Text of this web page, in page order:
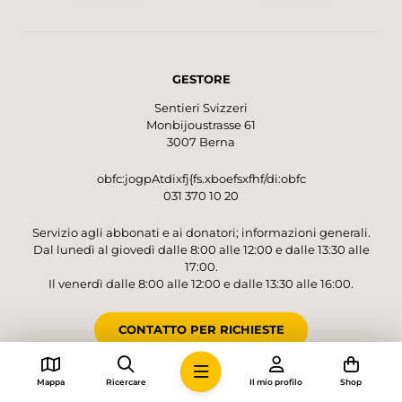
GESTORE
Sentieri Svizzeri
Monbijoustrasse 61
3007 Berna
obfc:jogpAtdixfj{fs.xboefsxfhf/di:obfc
031 370 10 20
Servizio agli abbonati e ai donatori; informazioni generali.
Dal lunedì al giovedì dalle 8:00 alle 12:00 e dalle 13:30 alle
17:00.
Il venerdì dalle 8:00 alle 12:00 e dalle 13:30 alle 16:00.
CONTATTO PER RICHIESTE
CONTO PER DONAZIONI
Mappa Ricercare Il mio profilo Shop